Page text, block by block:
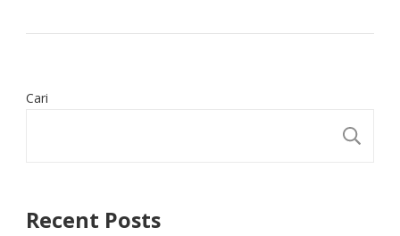
Cari
Recent Posts